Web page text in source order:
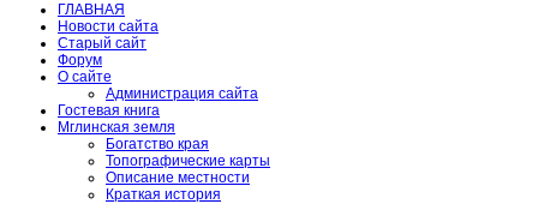
ГЛАВНАЯ
Новости сайта
Старый сайт
Форум
О сайте
Администрация сайта
Гостевая книга
Мглинская земля
Богатство края
Топографические карты
Описание местности
Краткая история